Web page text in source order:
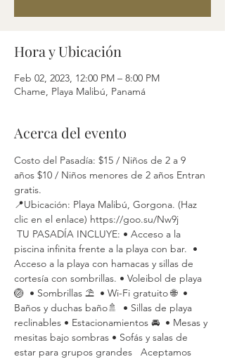
Hora y Ubicación
Feb 02, 2023, 12:00 PM – 8:00 PM
Chame, Playa Malibú, Panamá
Acerca del evento
Costo del Pasadía: $15 / Niños de 2 a 9
años $10 / Niños menores de 2 años Entran
gratis.
📍Ubicación: Playa Malibú, Gorgona. (Haz
clic en el enlace) https://goo.su/Nw9j
TU PASADÍA INCLUYE: • Acceso a la
piscina infinita frente a la playa con bar.  •
Acceso a la playa con hamacas y sillas de
cortesía con sombrillas. • Voleibol de playa
🏐  • Sombrillas ⛱  • Wi-Fi gratuito 🌐  •
Baños y duchas baño🚿  • Sillas de playa
reclinables • Estacionamientos 🚘  • Mesas y
mesitas bajo sombras • Sofás y salas de
estar para grupos grandes   Aceptamos